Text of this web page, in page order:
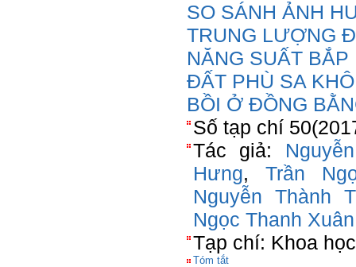
SO SÁNH ẢNH
TRUNG LƯỢNG
NĂNG SUẤT
ĐẤT PHÙ SA
BỒI Ở ĐỒNG
Số tạp chí
Tác giả:
Hưng,Trần
Nguyễn Thành
Ngọc Thanh Xuân
Tạp chí: Khoa
Tóm tắt